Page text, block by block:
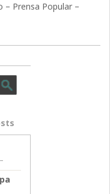
– Prensa Popular –